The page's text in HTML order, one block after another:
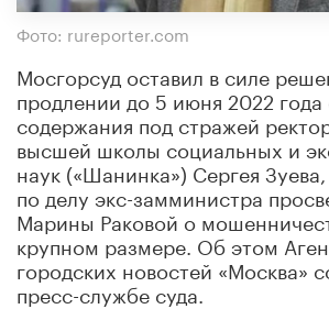
Фото: rureporter.com
Мосгорсуд оставил в силе
продлении до 5 июня 2022 года
содержания под стражей
высшей школы социальных и
наук («Шанинка») Сергея
по делу экс-замминистра
Марины Раковой о
крупном размере. Об этом
городских новостей «Москва»
пресс-службе суда.